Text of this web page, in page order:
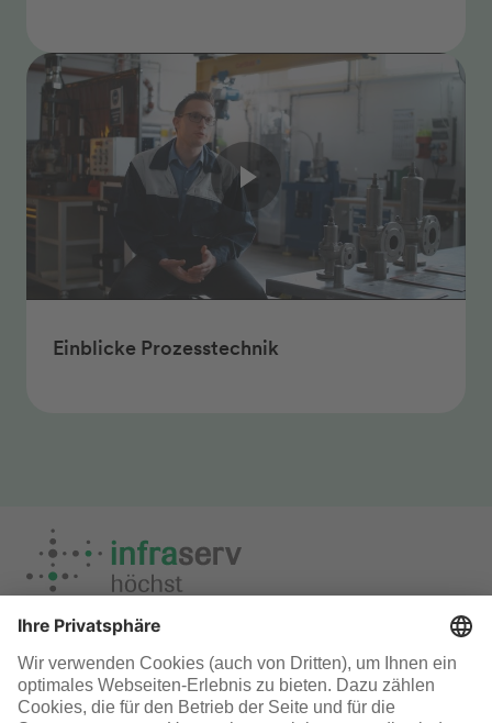
Einblicke Prozesstechnik
Storys aus dem #TeamInfraserv